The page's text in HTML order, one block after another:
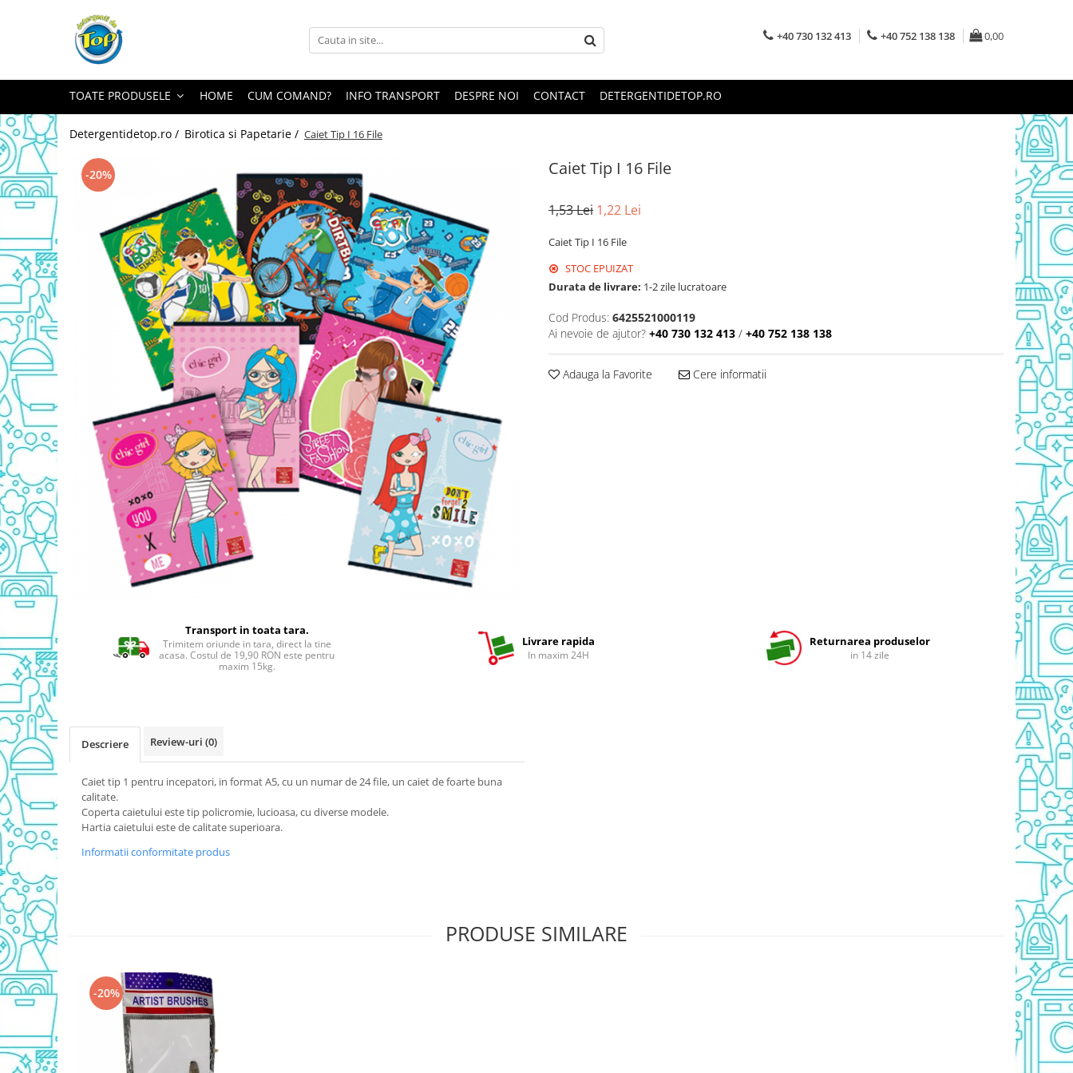
Toate Produsele
Detergenti Pudra
Detergent Lichid
Balsam De Rufe
Detergenti Curatenie Casa
Sano Detergent Pardoseli
Asevi Pardoseli
Produse Pentru Baie
Produse Pentru Bucatarie
Detergenti Curatenie Casa
Detergent Pardoseli
Detergent Geamuri
Detergent Mobila
Detergenti De Haine
Detergent Capsule
Detergent Pentru Pete
Detergent Ariel
Balsam De Rufe
Semana Balsam Rufe
Sano Maxima Balsam
Pachete Produse Curatenie
Produse Pentru Baie
Duck WC
Odorizant WC Bref
Odorizant Vas WC
Odorizant Bazin WC
Cantar
Produse Pentru Bucatarie
Detergent Vase Pentru Masina
Detergent Vase Manual
Solutie Clatire Vase
Sare Masina De Spalat
Folie Si Pungi Alimentare
Lavete Si Bureti
Curatenie Bucatarie
Pungi Ambalare / Saci Menajeri
Vase Si Accesorii
Diverse pentru bucatarie
Igiena si Dezinfectie
Cif Spray Baie
Detartrant WC
Dezinfectant Baie
Dezinfectant Bucatarie
Dezinfectant Sano
Domestos Verde
+40 730 132 413 +40 752 138 138 0,00
TOATE PRODUSELE HOME CUM COMAND? INFO TRANSPORT DESPRE NOI CONTACT DETERGENTIDETOP.RO
Detergentidetop.ro / Birotica si Papetarie / Caiet Tip I 16 File
Caiet Tip I 16 File
-20%
1,53 Lei 1,22 Lei
Caiet Tip I 16 File
STOC EPUIZAT
Durata de livrare: 1-2 zile lucratoare
Cod Produs: 6425521000119
Ai nevoie de ajutor? +40 730 132 413 / +40 752 138 138
Adauga la Favorite Cere informatii
Transport in toata tara.
Trimitem oriunde in tara, direct la tine
acasa. Costul de 19,90 RON este pentru
maxim 15kg.
Livrare rapida
In maxim 24H
Returnarea produselor
in 14 zile
Descriere Review-uri (0)
Caiet tip 1 pentru incepatori, in format A5, cu un numar de 24 file, un caiet de foarte buna
calitate.
Coperta caietului este tip policromie, lucioasa, cu diverse modele.
Hartia caietului este de calitate superioara.
Informatii conformitate produs
PRODUSE SIMILARE
-20%